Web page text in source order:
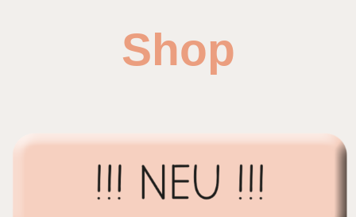
Shop